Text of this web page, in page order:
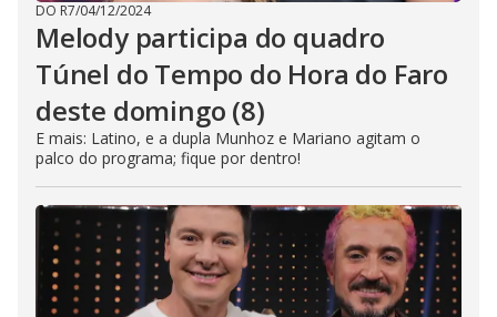
DO R7/04/12/2024
Melody participa do quadro
Túnel do Tempo do Hora do Faro
deste domingo (8)
E mais: Latino, e a dupla Munhoz e Mariano agitam o
palco do programa; fique por dentro!